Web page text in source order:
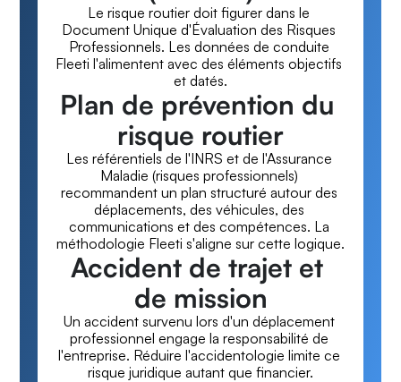
Le risque routier doit figurer dans le
Document Unique d'Évaluation des Risques
Professionnels. Les données de conduite
Fleeti l'alimentent avec des éléments objectifs
et datés.
Plan de prévention du
risque routier
Les référentiels de l'INRS et de l'Assurance
Maladie (risques professionnels)
recommandent un plan structuré autour des
déplacements, des véhicules, des
communications et des compétences. La
méthodologie Fleeti s'aligne sur cette logique.
Accident de trajet et
de mission
Un accident survenu lors d'un déplacement
professionnel engage la responsabilité de
l'entreprise. Réduire l'accidentologie limite ce
risque juridique autant que financier.